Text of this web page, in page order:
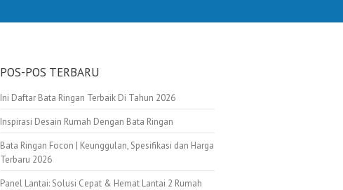
POS-POS TERBARU
Ini Daftar Bata Ringan Terbaik Di Tahun 2026
Inspirasi Desain Rumah Dengan Bata Ringan
Bata Ringan Focon | Keunggulan, Spesifikasi dan Harga
Terbaru 2026
Panel Lantai: Solusi Cepat & Hemat Lantai 2 Rumah